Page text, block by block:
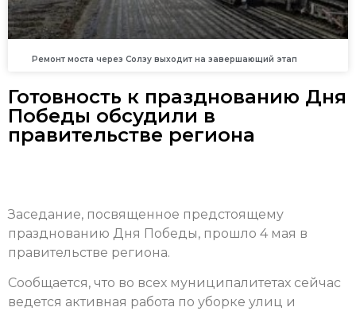
Ремонт моста через Солзу выходит на завершающий этап
Готовность к празднованию Дня
Победы обсудили в
правительстве региона
Заседание, посвященное предстоящему
празднованию Дня Победы, прошло 4 мая в
правительстве региона.
Сообщается, что во всех муниципалитетах сейчас
ведется активная работа по уборке улиц и